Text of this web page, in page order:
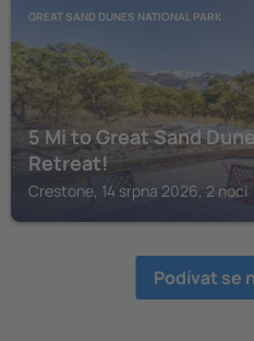
GREAT SAND DUNES NATIONAL PARK
5 Mi to Great Sand
Retreat!
Crestone, 14 srpna 2026, 2 noci
Podívat se